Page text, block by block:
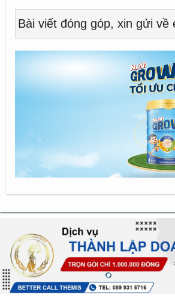
Bài viết đóng góp, xin gửi về